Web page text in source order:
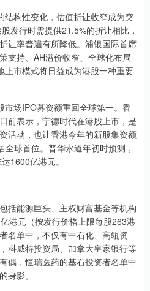
构性变化，估值折让收窄成为突
发行时需提供21.5%的折让相比，
让率普遍有所降低。浦银国际首席
支持、AH溢价收窄、全球化布局
上市模式将日益成为港股一种重要
场IPO募资额重回全球第一。香
前表示，宁德时代在港股上市，是
活动，也让香港今年的新股集资额
球首位。普华永道年初时预测，
1600亿港元。
能源巨头、主权财富基金等机构
港元（按发行价格上限每股263港
名单中，不仅有中石化、高瓴资
科威特投资局、加拿大皇家银行等
偶，恒瑞医药的基石投资者名单中
身影。